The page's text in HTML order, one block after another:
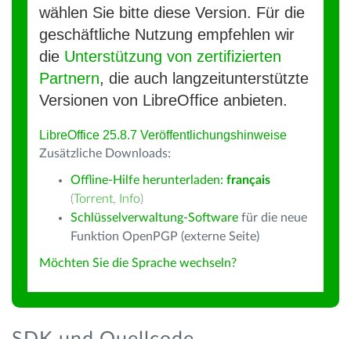
wählen Sie bitte diese Version. Für die
geschäftliche Nutzung empfehlen wir
die Unterstützung von zertifizierten
Partnern, die auch langzeitunterstützte
Versionen von LibreOffice anbieten.
LibreOffice 25.8.7 Veröffentlichungshinweise
Zusätzliche Downloads:
Offline-Hilfe herunterladen: français
(Torrent, Info)
Schlüsselverwaltung-Software für die neue
Funktion OpenPGP (externe Seite)
Möchten Sie die Sprache wechseln?